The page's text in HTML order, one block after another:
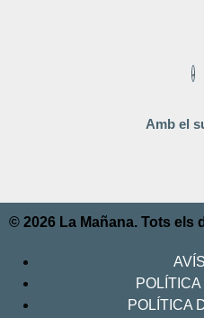
Amb el
© 2026 La Mañana. Tots els
POLÍTICA